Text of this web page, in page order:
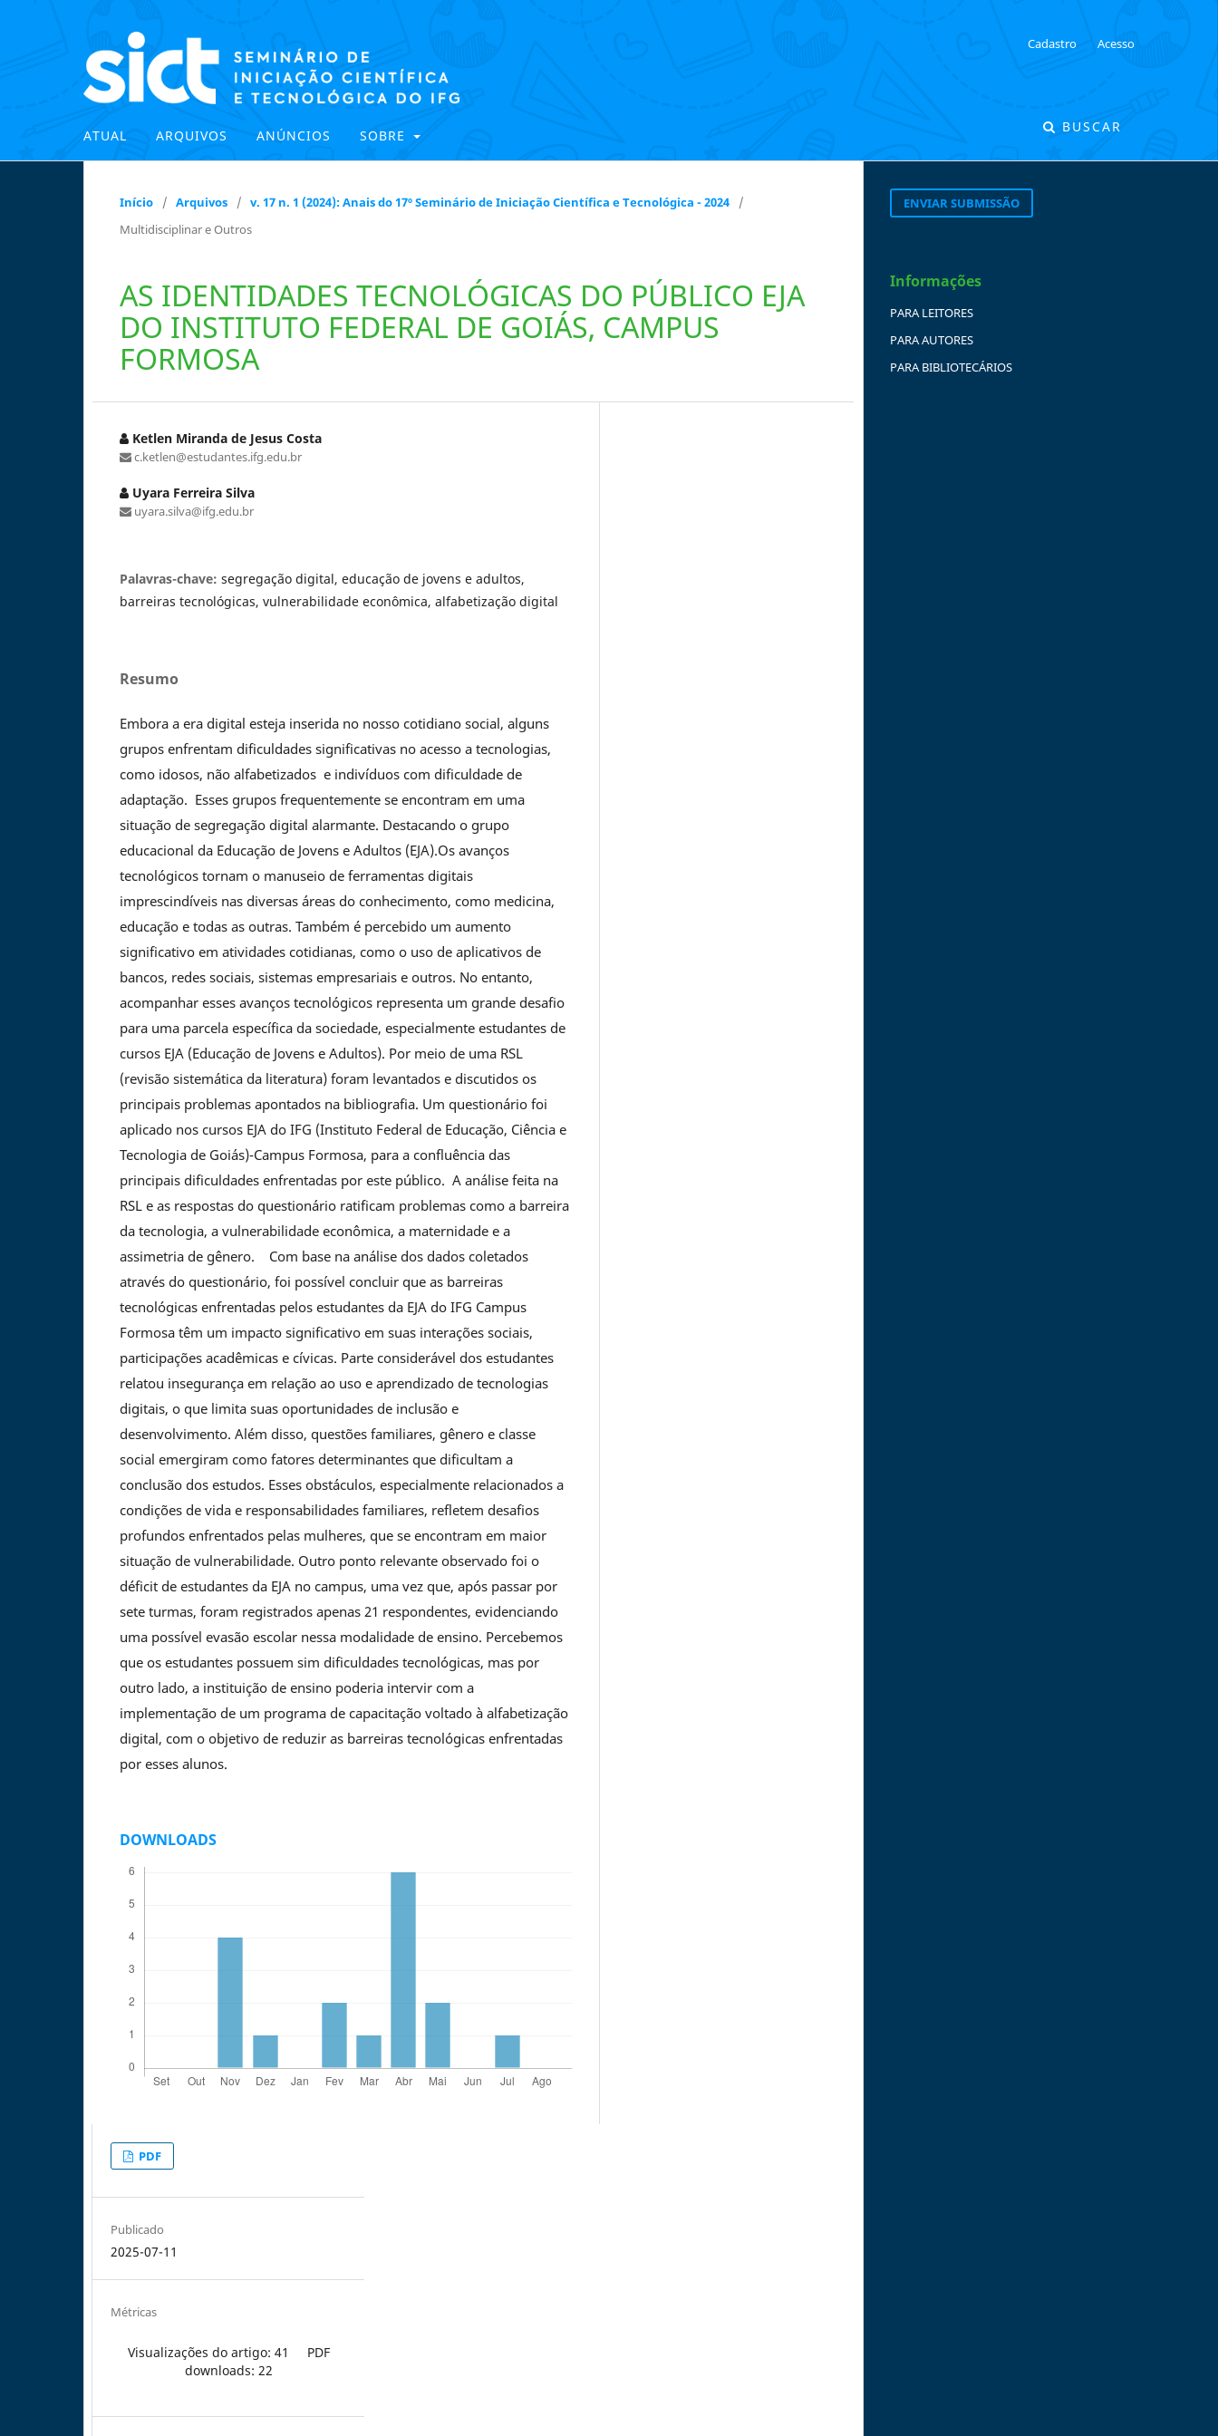
ATUAL ARQUIVOS ANÚNCIOS SOBRE
BUSCAR
Cadastro Acesso
Início / Arquivos / v. 17 n. 1 (2024): Anais do 17º Seminário de Iniciação Científica e Tecnológica - 2024
/
Multidisciplinar e Outros
AS IDENTIDADES TECNOLÓGICAS DO PÚBLICO EJA
DO INSTITUTO FEDERAL DE GOIÁS, CAMPUS
FORMOSA
Ketlen Miranda de Jesus Costa
c.ketlen@estudantes.ifg.edu.br
Uyara Ferreira Silva
uyara.silva@ifg.edu.br
Palavras-chave: segregação digital, educação de jovens e adultos,
barreiras tecnológicas, vulnerabilidade econômica, alfabetização digital
Resumo
Embora a era digital esteja inserida no nosso cotidiano social, alguns
grupos enfrentam dificuldades significativas no acesso a tecnologias,
como idosos, não alfabetizados e indivíduos com dificuldade de
adaptação. Esses grupos frequentemente se encontram em uma
situação de segregação digital alarmante. Destacando o grupo
educacional da Educação de Jovens e Adultos (EJA).Os avanços
tecnológicos tornam o manuseio de ferramentas digitais
imprescindíveis nas diversas áreas do conhecimento, como medicina,
educação e todas as outras. Também é percebido um aumento
significativo em atividades cotidianas, como o uso de aplicativos de
bancos, redes sociais, sistemas empresariais e outros. No entanto,
acompanhar esses avanços tecnológicos representa um grande desafio
para uma parcela específica da sociedade, especialmente estudantes de
cursos EJA (Educação de Jovens e Adultos). Por meio de uma RSL
(revisão sistemática da literatura) foram levantados e discutidos os
principais problemas apontados na bibliografia. Um questionário foi
aplicado nos cursos EJA do IFG (Instituto Federal de Educação, Ciência e
Tecnologia de Goiás)-Campus Formosa, para a confluência das
principais dificuldades enfrentadas por este público. A análise feita na
RSL e as respostas do questionário ratificam problemas como a barreira
da tecnologia, a vulnerabilidade econômica, a maternidade e a
assimetria de gênero. Com base na análise dos dados coletados
através do questionário, foi possível concluir que as barreiras
tecnológicas enfrentadas pelos estudantes da EJA do IFG Campus
Formosa têm um impacto significativo em suas interações sociais,
participações acadêmicas e cívicas. Parte considerável dos estudantes
relatou insegurança em relação ao uso e aprendizado de tecnologias
digitais, o que limita suas oportunidades de inclusão e
desenvolvimento. Além disso, questões familiares, gênero e classe
social emergiram como fatores determinantes que dificultam a
conclusão dos estudos. Esses obstáculos, especialmente relacionados a
condições de vida e responsabilidades familiares, refletem desafios
profundos enfrentados pelas mulheres, que se encontram em maior
situação de vulnerabilidade. Outro ponto relevante observado foi o
déficit de estudantes da EJA no campus, uma vez que, após passar por
sete turmas, foram registrados apenas 21 respondentes, evidenciando
uma possível evasão escolar nessa modalidade de ensino. Percebemos
que os estudantes possuem sim dificuldades tecnológicas, mas por
outro lado, a instituição de ensino poderia intervir com a
implementação de um programa de capacitação voltado à alfabetização
digital, com o objetivo de reduzir as barreiras tecnológicas enfrentadas
por esses alunos.
DOWNLOADS
PDF
Publicado
2025-07-11
Métricas
Visualizações do artigo: 41
PDF
downloads: 22
ENVIAR SUBMISSÃO
Informações
PARA LEITORES
PARA AUTORES
PARA BIBLIOTECÁRIOS